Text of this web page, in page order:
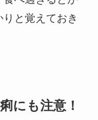
と覚えておき
にも注意！